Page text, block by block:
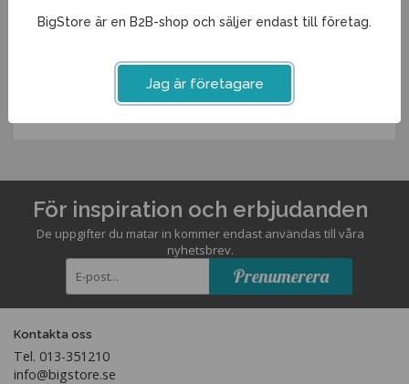
Spara som favorit
För inspiration och erbjudanden
De uppgifter du matar in kommer endast användas till våra
nyhetsbrev.
Prenumerera
Kontakta oss
Tel. 013-351210
info@bigstore.se
BigStore är en B2B-shop och säljer endast till företag.
Jag är företagare